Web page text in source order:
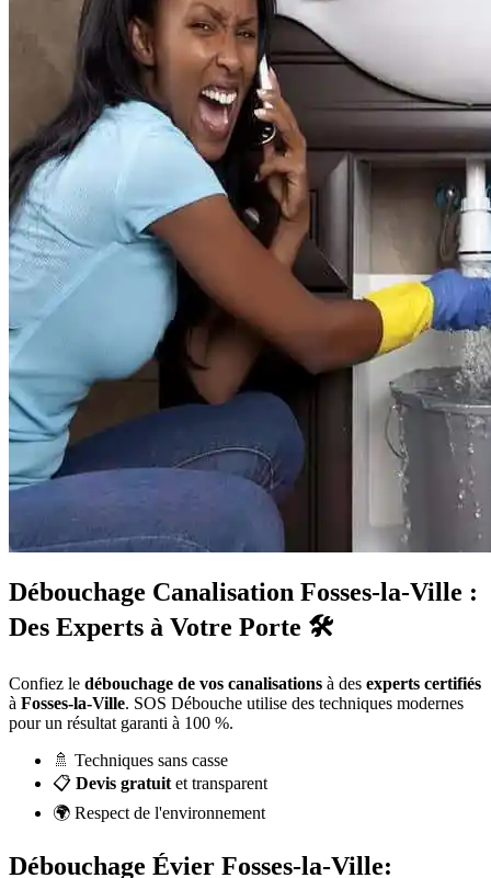
Débouchage Canalisation Fosses-la-Ville :
Des Experts à Votre Porte 🛠️
Confiez le débouchage de vos canalisations à des experts certifiés
à Fosses-la-Ville. SOS Débouche utilise des techniques modernes
pour un résultat garanti à 100 %.
🚿 Techniques sans casse
📋 Devis gratuit et transparent
🌍 Respect de l'environnement
Débouchage Évier Fosses-la-Ville: